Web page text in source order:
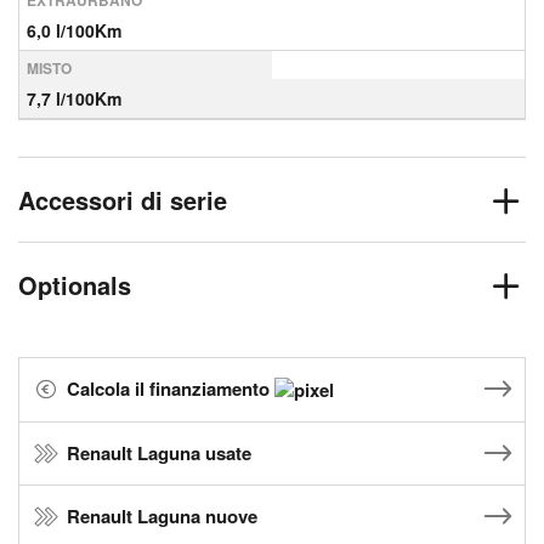
6,0 l/100Km
MISTO
7,7 l/100Km
Accessori di serie
Optionals
Calcola il finanziamento
Renault Laguna usate
Renault Laguna nuove